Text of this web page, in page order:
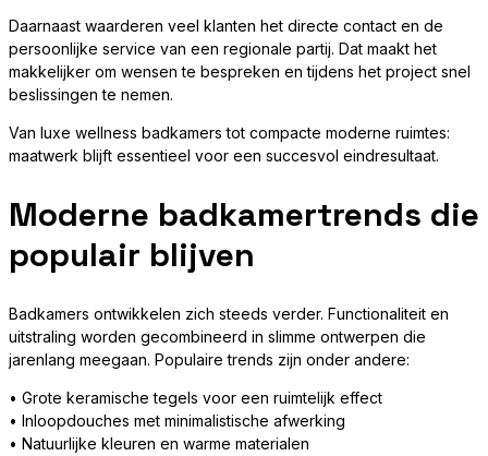
Daarnaast waarderen veel klanten het directe contact en de
persoonlijke service van een regionale partij. Dat maakt het
makkelijker om wensen te bespreken en tijdens het project snel
beslissingen te nemen.
Van luxe wellness badkamers tot compacte moderne ruimtes:
maatwerk blijft essentieel voor een succesvol eindresultaat.
Moderne badkamertrends die
populair blijven
Badkamers ontwikkelen zich steeds verder. Functionaliteit en
uitstraling worden gecombineerd in slimme ontwerpen die
jarenlang meegaan. Populaire trends zijn onder andere:
• Grote keramische tegels voor een ruimtelijk effect
• Inloopdouches met minimalistische afwerking
• Natuurlijke kleuren en warme materialen